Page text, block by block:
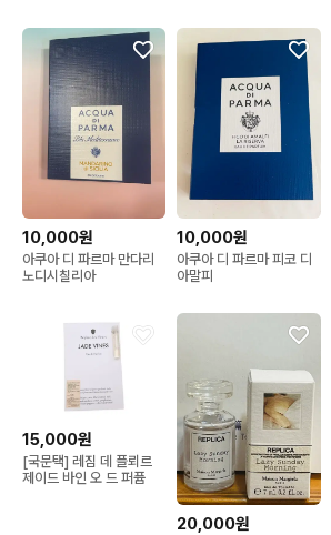
10,000원
아쿠아 디 파르마 만다리
노디시칠리아
10,000원
아쿠아 디 파르마 피코 디
아말피
15,000원
[국문택] 레짐 데 플뢰르
제이드 바인 오 드 퍼퓸
20,000원